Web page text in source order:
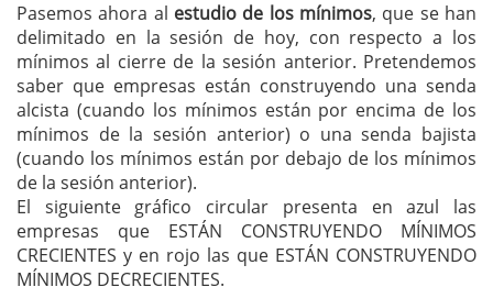
Pasemos ahora al estudio de los mínimos, que se han
delimitado en la sesión de hoy, con respecto a los
mínimos al cierre de la sesión anterior. Pretendemos
saber que empresas están construyendo una senda
alcista (cuando los mínimos están por encima de los
mínimos de la sesión anterior) o una senda bajista
(cuando los mínimos están por debajo de los mínimos
de la sesión anterior).
El siguiente gráfico circular presenta en azul las
empresas que ESTÁN CONSTRUYENDO MÍNIMOS
CRECIENTES y en rojo las que ESTÁN CONSTRUYENDO
MÍNIMOS DECRECIENTES.